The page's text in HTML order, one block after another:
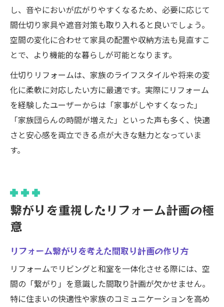
し、音やにおいが広がりやすくなるため、必要に応じて
間仕切り家具や遮音対策も取り入れると良いでしょう。
空間の変化に合わせて家具の配置や収納方法も見直すこ
とで、より機能的な暮らしが可能となります。
仕切りリフォームは、家族のライフスタイルや将来の変
化に柔軟に対応したい方に最適です。実際にリフォーム
を経験したユーザーからは「家事がしやすくなった」
「家族団らんの時間が増えた」といった声も多く、快適
さと安心感を両立できる点が大きな魅力となっていま
す。
繋がりを重視したリフォーム計画の極
意
リフォーム繋がりを考えた間取り計画の作り方
リフォームでリビングと和室を一体化させる際には、空
間の「繋がり」を意識した間取り計画が欠かせません。
特に住まいの快適性や家族のコミュニケーションを高め